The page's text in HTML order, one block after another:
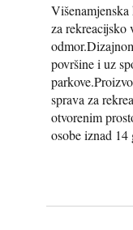
za rekreacijsko
površine i uz
sprava za
otvorenim
osobe iznad